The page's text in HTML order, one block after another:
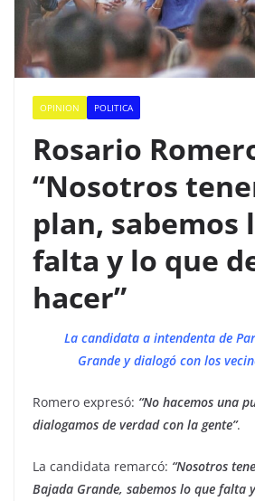
OPINION POLITICA
Rosario
“Nosotros
plan, sabemos
falta y lo que
hacer”
La candidata a intendenta de
Grande y dialogó con los
Romero expresó: “No hacemos una
dialogamos de verdad con la gente”.
La candidata remarcó: “Nosotros
Bajada Grande, sabemos lo que falta